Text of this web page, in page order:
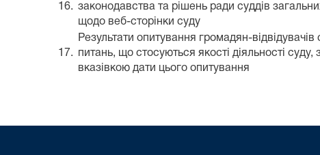
16. законодавства та рішень ради суддів
щодо веб-сторінки суду
17.
Результати опитування громадян-відвідувачів
питань, що стосуються якості діяльності суду,
вказівкою дати цього опитування